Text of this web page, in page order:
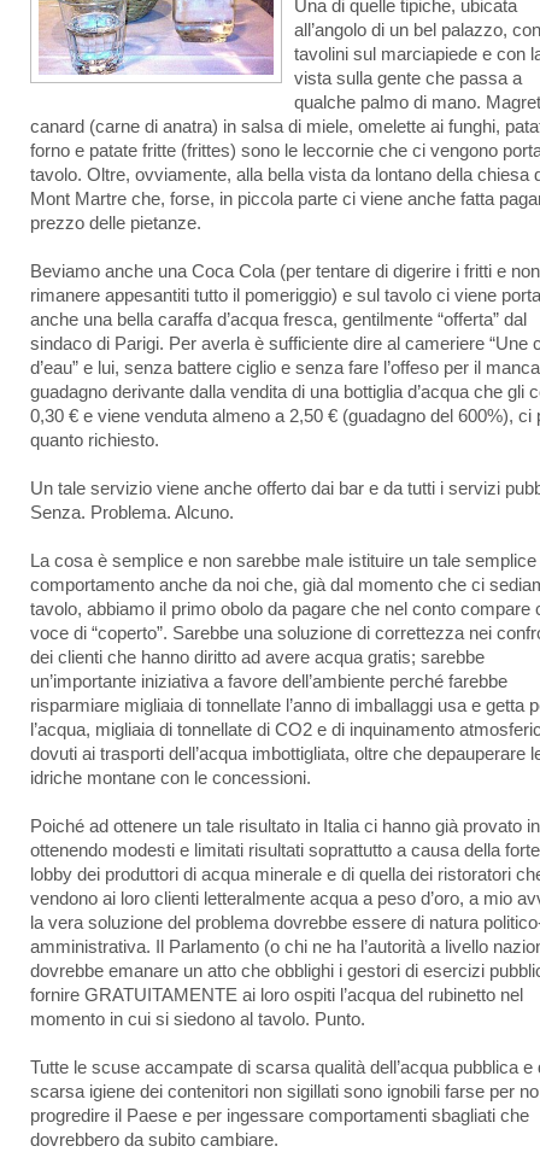
Una di quelle tipiche, ubicata
all’angolo di un bel palazzo,
tavolini sul marciapiede e con
vista sulla gente che passa a
qualche palmo di mano.
canard (carne di anatra) in salsa di miele, omelette ai funghi,
forno e patate fritte (frittes) sono le leccornie che ci vengono
tavolo. Oltre, ovviamente, alla bella vista da lontano della chiesa
Mont Martre che, forse, in piccola parte ci viene anche fatta
prezzo delle pietanze.
Beviamo anche una Coca Cola (per tentare di digerire i fritti e non
rimanere appesantiti tutto il pomeriggio) e sul tavolo ci viene
anche una bella caraffa d’acqua fresca, gentilmente “offerta” dal
sindaco di Parigi. Per averla è sufficiente dire al cameriere “Une
d’eau” e lui, senza battere ciglio e senza fare l’offeso per il
guadagno derivante dalla vendita di una bottiglia d’acqua che gli
0,30 € e viene venduta almeno a 2,50 € (guadagno del 600%), ci
quanto richiesto.
Un tale servizio viene anche offerto dai bar e da tutti i servizi
Senza. Problema. Alcuno.
La cosa è semplice e non sarebbe male istituire un tale semplice
comportamento anche da noi che, già dal momento che ci
tavolo, abbiamo il primo obolo da pagare che nel conto compare
voce di “coperto”. Sarebbe una soluzione di correttezza nei
dei clienti che hanno diritto ad avere acqua gratis; sarebbe
un’importante iniziativa a favore dell’ambiente perché farebbe
risparmiare migliaia di tonnellate l’anno di imballaggi usa e getta
l’acqua, migliaia di tonnellate di CO2 e di inquinamento
dovuti ai trasporti dell’acqua imbottigliata, oltre che depauperare
idriche montane con le concessioni.
Poiché ad ottenere un tale risultato in Italia ci hanno già provato
ottenendo modesti e limitati risultati soprattutto a causa della forte
lobby dei produttori di acqua minerale e di quella dei ristoratori
vendono ai loro clienti letteralmente acqua a peso d’oro, a mio
la vera soluzione del problema dovrebbe essere di natura
amministrativa. Il Parlamento (o chi ne ha l’autorità a livello
dovrebbe emanare un atto che obblighi i gestori di esercizi
fornire GRATUITAMENTE ai loro ospiti l’acqua del rubinetto nel
momento in cui si siedono al tavolo. Punto.
Tutte le scuse accampate di scarsa qualità dell’acqua pubblica e
scarsa igiene dei contenitori non sigillati sono ignobili farse per
progredire il Paese e per ingessare comportamenti sbagliati che
dovrebbero da subito cambiare.